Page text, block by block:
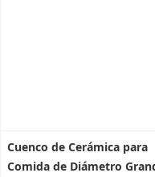
Cuenco de Cerámica para
Comida de Diámetro